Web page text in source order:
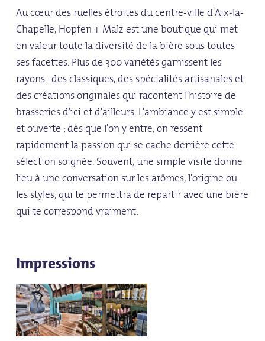
Au cœur des ruelles étroites du centre-ville d'Aix-la-
Chapelle, Hopfen + Malz est une boutique qui met
en valeur toute la diversité de la bière sous toutes
ses facettes. Plus de 300 variétés garnissent les
rayons : des classiques, des spécialités artisanales et
des créations originales qui racontent l'histoire de
brasseries d'ici et d'ailleurs. L'ambiance y est simple
et ouverte ; dès que l'on y entre, on ressent
rapidement la passion qui se cache derrière cette
sélection soignée. Souvent, une simple visite donne
lieu à une conversation sur les arômes, l'origine ou
les styles, qui te permettra de repartir avec une bière
qui te correspond vraiment.
Impressions